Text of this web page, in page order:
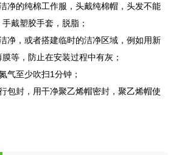
净的纯棉工作服，头戴纯棉帽，头发不能
戴塑胶手套，脱脂；
净，或者搭建临时的洁净区域，例如用新
等，防止在安装过程中有灰；
气至少吹扫1分钟；
包封，用干净聚乙烯帽密封，聚乙烯帽使